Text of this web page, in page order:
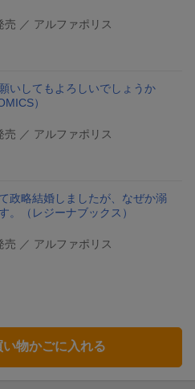
売 ／ アルファポリス
いしてもよろしいでしょうか
）
売 ／ アルファポリス
政略結婚しましたが、なぜか溺
。
（レジーナブックス）
売 ／ アルファポリス
物かごに入れる